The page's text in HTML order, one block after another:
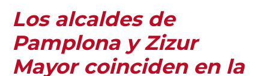
Los alcaldes de
Pamplona y Zizur
Mayor coinciden en la